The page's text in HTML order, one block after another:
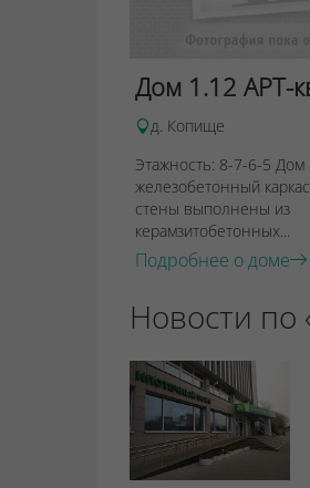
Дом 1.12 АРТ-
д. Копище
Этажность: 8-7-6-5
железобетонный
стены выполнены из
керамзитобетонных...
Подробнее о доме
Новости по